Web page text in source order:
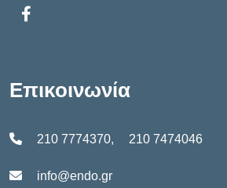
Επικοινωνία
210 7774370, 210 7474046
info@endo.gr